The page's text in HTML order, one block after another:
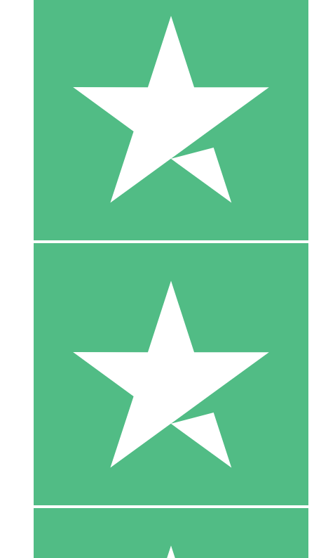
10 Descargas
20 00